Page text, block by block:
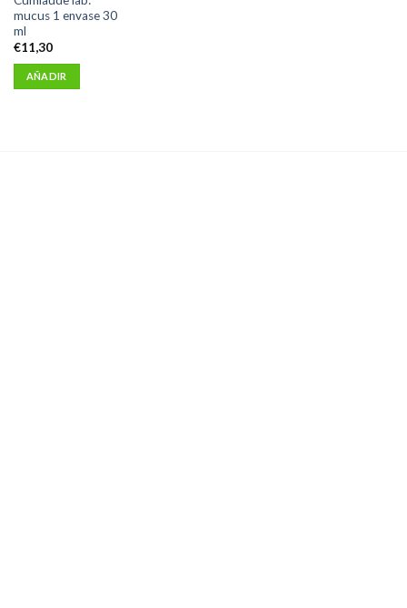
mucus 1 envase 30
ml
€11,30
AÑADIR